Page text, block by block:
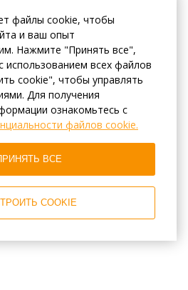
файлы cookie, чтобы
и ваш опыт
Нажмите "Принять все",
использованием всех файлов
cookie", чтобы управлять
Для получения
ознакомьтесь с
файлов cookie.
ВСЕ
COOKIE